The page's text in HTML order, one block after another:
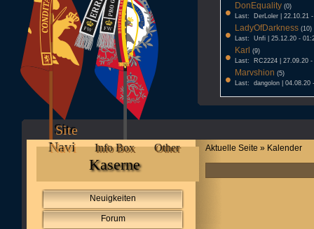
• DonEquality (0)
Last: DerLoler | 22.10.21
• LadyOfDarkness (10)
Last: Unfi | 25.12.20 -
• Karl (9)
Last: RC2224 | 27.09.20 -
• Marvshion (5)
Last: dangolon | 04.08.20
Site
Navi
Info Box Other
Kaserne
Neuigkeiten
Forum
Aktuelle Seite » Kalender